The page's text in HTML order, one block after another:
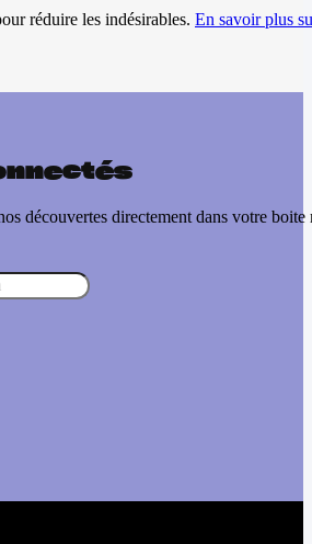
réduire les indésirables. En savoir plus
découvertes directement dans votre boite